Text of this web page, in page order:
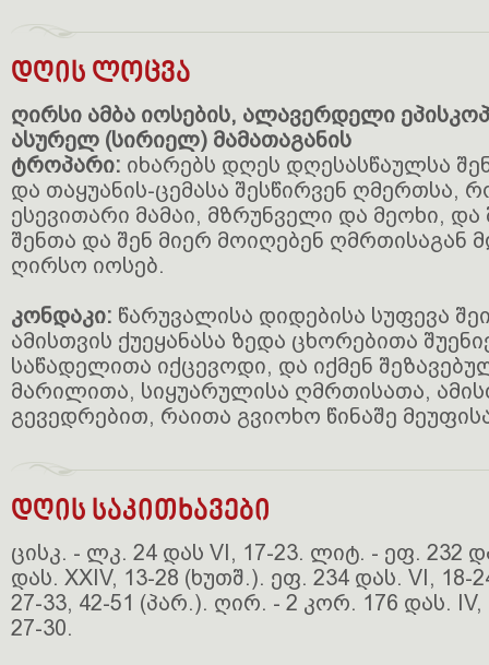
დღის ლოცვა
ღირსი ამბა იოსების, ალავერდელი
ასურელ (სირიელ) მამათაგანის
ტროპარი: იხარებს დღეს დღესასწაულსა
და თაყუანის-ცემასა შესწირვენ ღმერთსა,
ესევითარი მამაი, მზრუნველი და მეოხი,
შენთა და შენ მიერ მოიღებენ ღმრთისაგან
ღირსო იოსებ.
კონდაკი: წარუვალისა დიდებისა სუფევა
ამისთვის ქუეყანასა ზედა ცხორებითა
საწადელითა იქცევოდი, და იქმენ
მარილითა, სიყუარულისა ღმრთისათა,
გევედრებით, რაითა გვიოხო წინაშე
დღის საკითხავები
ცისკ. - ლკ. 24 დას VI, 17-23. ლიტ. - ეფ. 232
დას. XXIV, 13-28 (ხუთშ.). ეფ. 234 დას. VI, 18-
27-33, 42-51 (პარ.). ღირ. - 2 კორ. 176 დას.
27-30.